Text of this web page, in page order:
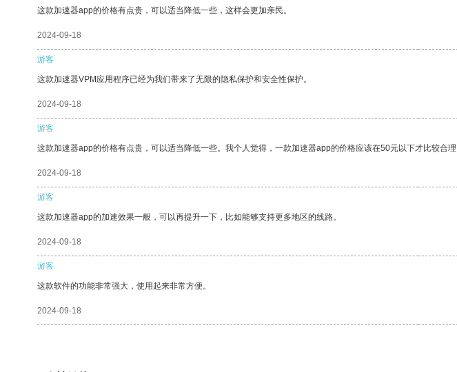
这款加速器app的价格有点贵，可以适当降低一些，这样会更加亲民。
2024-09-18
游客
这款加速器VPM应用程序已经为我们带来了无限的隐私保护和安全性保护。
2024-09-18
游客
这款加速器app的价格有点贵，可以适当降低一些。我个人觉得，一款加速器app的价格应该在50元以下才比较合理
2024-09-18
游客
这款加速器app的加速效果一般，可以再提升一下，比如能够支持更多地区的线路。
2024-09-18
游客
这款软件的功能非常强大，使用起来非常方便。
2024-09-18